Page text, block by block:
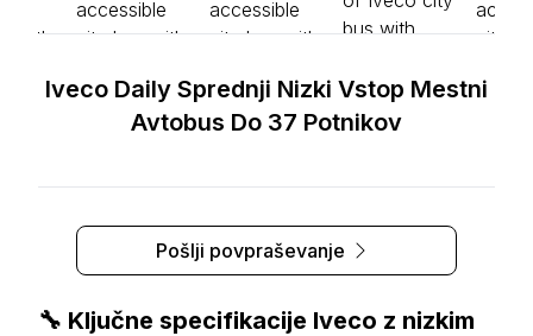
Iveco Daily Sprednji Nizki Vstop Mestni
Avtobus Do 37 Potnikov
Pošlji povpraševanje
🔧 Ključne specifikacije Iveco z nizkim